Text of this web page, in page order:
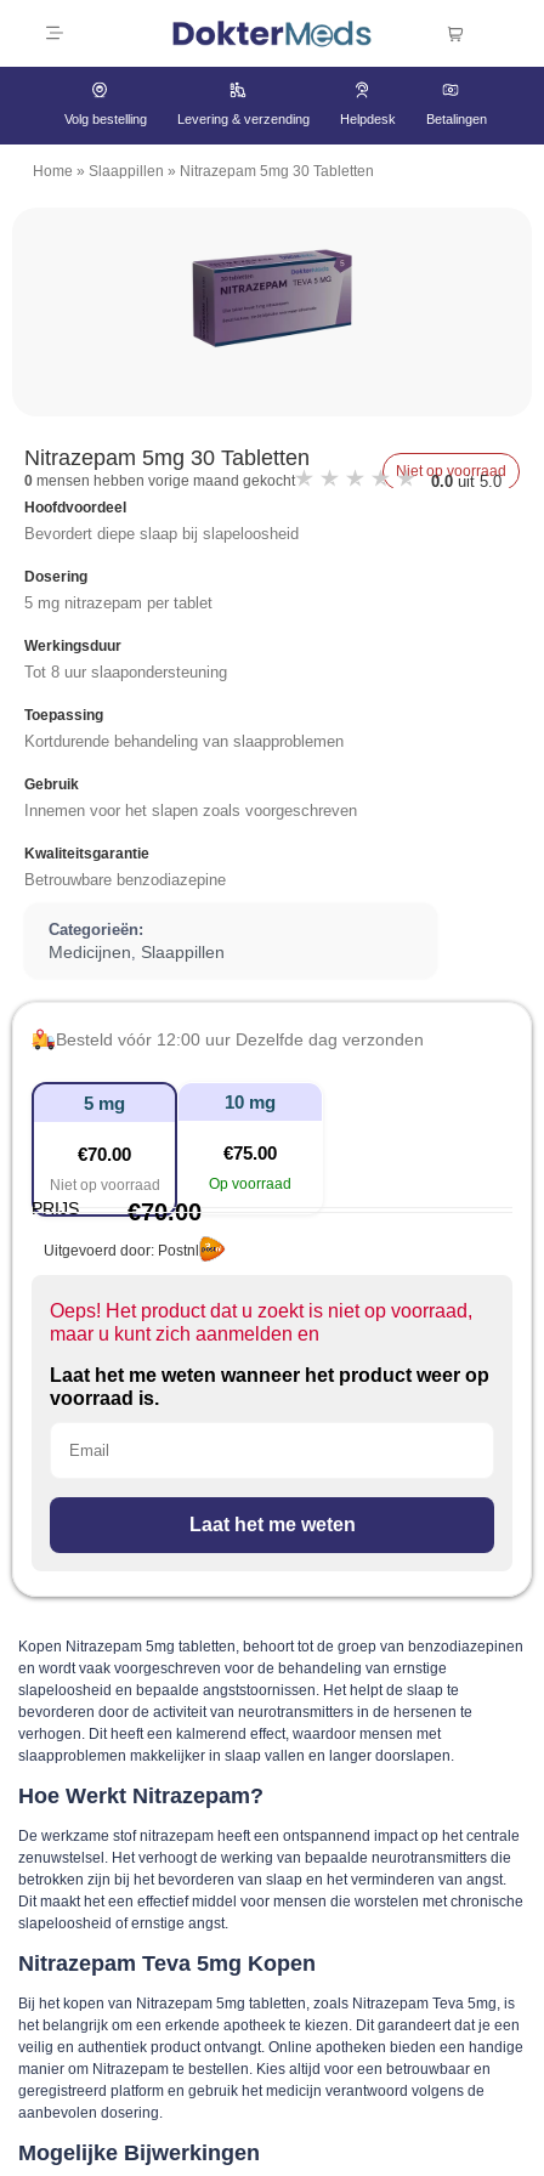
Volg bestelling Levering & verzending Helpdesk Betalingen
Home » Slaappillen » Nitrazepam 5mg 30 Tabletten
Niet op voorraad
Nitrazepam 5mg 30 Tabletten
0 mensen hebben vorige maand gekocht 0.0uit 5.0
Hoofdvoordeel
Bevordert diepe slaap bij slapeloosheid
Dosering
5 mg nitrazepam per tablet
Werkingsduur
Tot 8 uur slaapondersteuning
Toepassing
Kortdurende behandeling van slaapproblemen
Gebruik
Innemen voor het slapen zoals voorgeschreven
Kwaliteitsgarantie
Betrouwbare benzodiazepine
Categorieën:
Medicijnen, Slaappillen
Besteld vóór 12:00 uur Dezelfde dag verzonden
5 mg
€70.00
Niet op voorraad
10 mg
€75.00
Op voorraad
PRIJS €70.00
Uitgevoerd door: Postnl
Oeps! Het product dat u zoekt is niet op voorraad,
maar u kunt zich aanmelden en
Laat het me weten wanneer het product weer op
voorraad is.
Laat het me weten
Kopen Nitrazepam 5mg tabletten, behoort tot de groep van benzodiazepinen
en wordt vaak voorgeschreven voor de behandeling van ernstige
slapeloosheid en bepaalde angststoornissen. Het helpt de slaap te
bevorderen door de activiteit van neurotransmitters in de hersenen te
verhogen. Dit heeft een kalmerend effect, waardoor mensen met
slaapproblemen makkelijker in slaap vallen en langer doorslapen.
Hoe Werkt Nitrazepam?
De werkzame stof nitrazepam heeft een ontspannend impact op het centrale
zenuwstelsel. Het verhoogt de werking van bepaalde neurotransmitters die
betrokken zijn bij het bevorderen van slaap en het verminderen van angst.
Dit maakt het een effectief middel voor mensen die worstelen met chronische
slapeloosheid of ernstige angst.
Nitrazepam Teva 5mg Kopen
Bij het kopen van Nitrazepam 5mg tabletten, zoals Nitrazepam Teva 5mg, is
het belangrijk om een erkende apotheek te kiezen. Dit garandeert dat je een
veilig en authentiek product ontvangt. Online apotheken bieden een handige
manier om Nitrazepam te bestellen. Kies altijd voor een betrouwbaar en
geregistreerd platform en gebruik het medicijn verantwoord volgens de
aanbevolen dosering.
Mogelijke Bijwerkingen